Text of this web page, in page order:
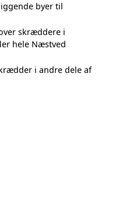
byer til
skræddere i
hele Næstved
i andre dele af